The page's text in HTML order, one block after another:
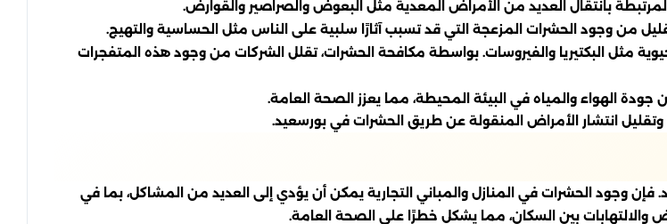
بانتقال العديد من الأمراض المعدية مثل البعوض والصراصير والقوارض.
من وجود الحشرات المزعجة التي قد تسبب آثارًا سلبية على الناس مثل الحساسية والتهيج.
مثل البكتيريا والفيروسات. بواسطة مكافحة الحشرات، تقلل الشركات من وجود هذه المتفجرات
الهواء والمياه في البيئة المحيطة، مما يعزز الصحة العامة.
انتشار الأمراض المنقولة عن طريق الحشرات في بورسعيد.
فإن وجود الحشرات في المنازل والمباني التجارية يمكن أن يؤدي إلى العديد من المشاكل، بما في
والالتهابات بين السكان، مما يشكل خطرًا على الصحة العامة.